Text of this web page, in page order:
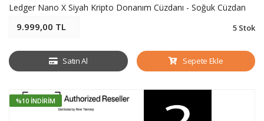
Ledger Nano X Siyah Kripto Donanım Cüzdanı - Soğuk Cüzdan
9.999,00 TL 5 Stok
Satın Al Sepete Ekle
%10 İNDIRIM